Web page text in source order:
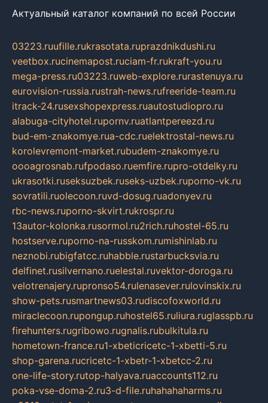
Актуальный каталог компаний по всей России
03223.ruufille.rukrasotata.ruprazdnikdushi.ru
veetbox.rucinemapost.ruciam-fr.rukraft-you.ru
mega-press.ru03223.ruweb-explore.rurastenuya.ru
eurovision-russia.rustrah-news.rufreeride-team.ru
itrack-24.rusexshopexpress.ruautostudiopro.ru
alabuga-cityhotel.rupornv.ruatlantpereezd.ru
bud-em-znakomye.rua-cdc.ruelektrostal-news.ru
korolevremont-market.rubudem-znakomye.ru
oooagrosnab.rufpodaso.ruemfire.rupro-otdelky.ru
ukrasotki.ruseksuzbek.ruseks-uzbek.ruporno-vk.ru
sovratili.ruolecoon.ruvd-dosug.ruadonyev.ru
rbc-news.ruporno-skvirt.rukrospr.ru
13autor-kolonka.rusormol.ru2rich.ruhostel-65.ru
hostserve.ruporno-na-russkom.rumishinlab.ru
neznobi.rubigfatcc.ruhabble.rustarbucksvia.ru
delfinet.rusilvernano.ruelestal.ruvektor-doroga.ru
velotrenajery.rupronso54.rulenasever.rulovinskix.ru
show-pets.rusmartnews03.rudiscofoxworld.ru
miraclecoon.rupongup.ruhostel65.ruliura.ruglasspb.ru
firehunters.rugribowo.rugnalis.rubulkitula.ru
hometown-france.ru1-xbeticricetc-1-xbetti-5.ru
shop-garena.rucricetc-1-xbetr-1-xbetcc-2.ru
one-life-story.rutop-halyava.ruaccounts112.ru
poka-vse-doma-2.ru3-d-file.ruhahahaharms.ru